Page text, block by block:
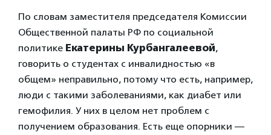
По словам заместителя председателя Комиссии
Общественной палаты РФ по социальной
политике Екатерины Курбангалеевой,
говорить о студентах с инвалидностью «в
общем» неправильно, потому что есть, например,
люди с такими заболеваниями, как диабет или
гемофилия. У них в целом нет проблем с
получением образования. Есть еще опорники —